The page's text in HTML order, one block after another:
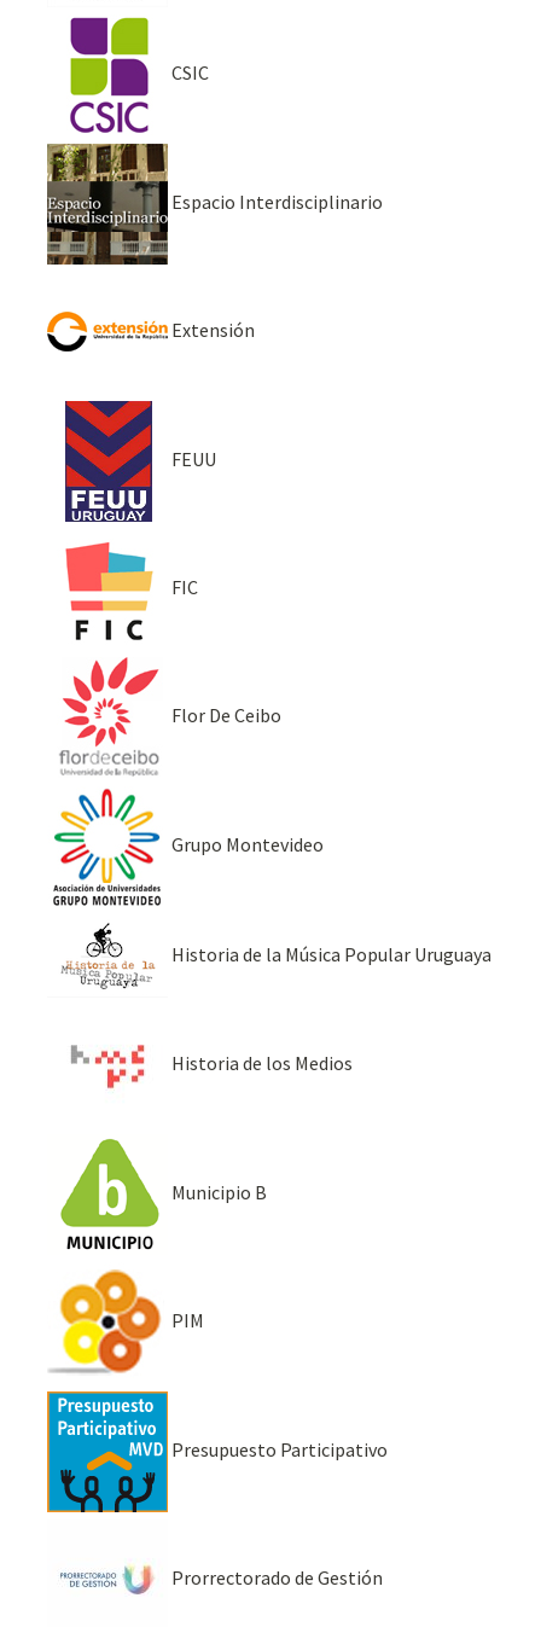
CSIC
Espacio Interdisciplinario
Extensión
FEUU
FIC
Flor De Ceibo
Grupo Montevideo
Historia de la Música Popular Uruguaya
Historia de los Medios
Municipio B
PIM
Presupuesto Participativo
Prorrectorado de Gestión